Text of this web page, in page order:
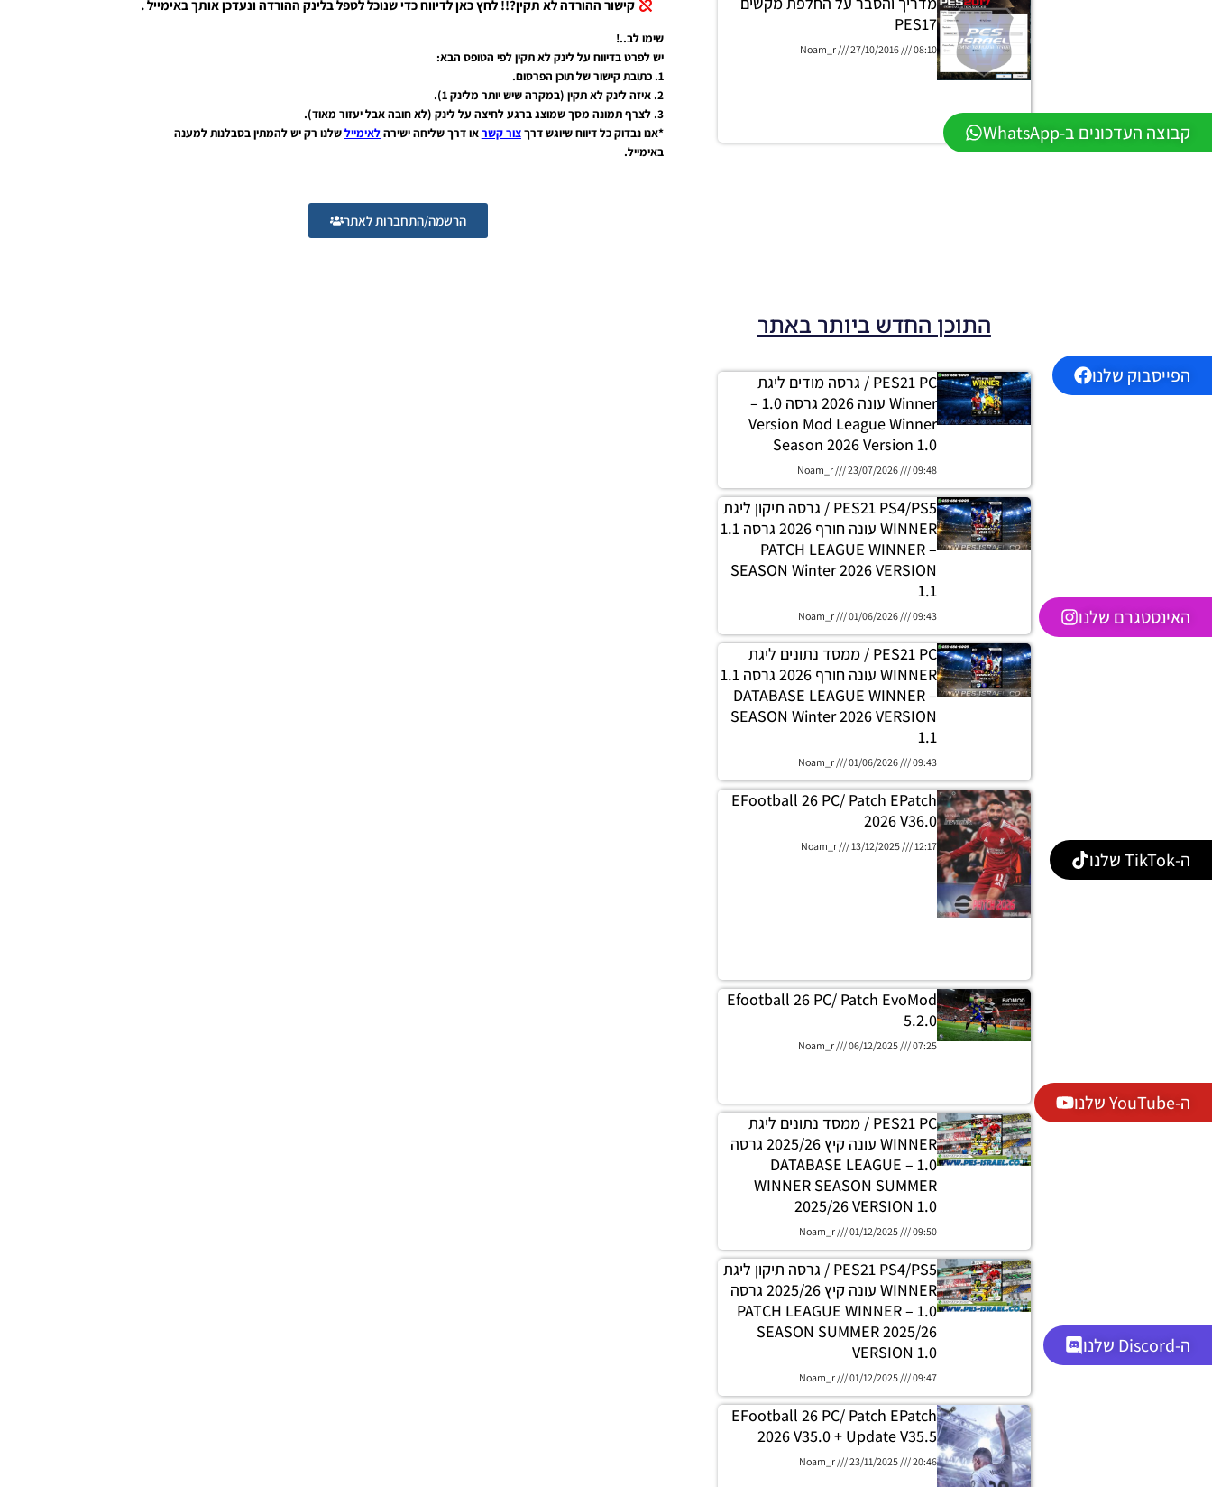
קבוצה העדכונים ב-WhatsApp
הפייסבוק שלנו
האינסטגרם שלנו
ה-TikTok שלנו
ה-YouTube שלנו
ה-Discord שלנו
קישור ההורדה לא תקין?!! לחץ כאן לדיווח כדי שנוכל לטפל בלינק ההורדה ונעדכן אותך באימייל .
שימו לב..!
יש לפרט בדיווח על לינק לא תקין לפי הטופס הבא:
1. כתובת קישור של תוכן הפרסום.
2. איזה לינק לא תקין (במקרה שיש יותר מלינק 1).
3. לצרף תמונה מסך שמוצג ברגע לחיצה על לינק (לא חובה אבל יעזור מאוד).
*אנו נבדוק כל דיווח שיוגש דרךצור קשראו דרך שליחה ישירהלאימיילשלנו רק יש להמתין בסבלנות למענה
באימייל.
הרשמה/התחברות לאתר
PES17
Noam_r 27/10/2016 08:10
התוכן החדש ביותר באתר
PES21 PC / גרסה מודים ליגת
Winner עונה 2026 גרסה 1.0 –
Version Mod League Winner
Season 2026 Version 1.0
Noam_r 23/07/2026 09:48
PES21 PS4/PS5 / גרסה תיקון ליגת
WINNER עונה חורף 2026 גרסה 1.1
– PATCH LEAGUE WINNER
SEASON Winter 2026 VERSION
1.1
Noam_r 01/06/2026 09:43
PES21 PC / ממסד נתונים ליגת
WINNER עונה חורף 2026 גרסה 1.1
– DATABASE LEAGUE WINNER
SEASON Winter 2026 VERSION
1.1
Noam_r 01/06/2026 09:43
EFootball 26 PC/ Patch EPatch
2026 V36.0
Noam_r 13/12/2025 12:17
Efootball 26 PC/ Patch EvoMod
5.2.0
Noam_r 06/12/2025 07:25
PES21 PC / ממסד נתונים ליגת
WINNER עונה קיץ 2025/26 גרסה
1.0 – DATABASE LEAGUE
WINNER SEASON SUMMER
2025/26 VERSION 1.0
Noam_r 01/12/2025 09:50
PES21 PS4/PS5 / גרסה תיקון ליגת
WINNER עונה קיץ 2025/26 גרסה
1.0 – PATCH LEAGUE WINNER
SEASON SUMMER 2025/26
VERSION 1.0
Noam_r 01/12/2025 09:47
EFootball 26 PC/ Patch EPatch
2026 V35.0 + Update V35.5
Noam_r 23/11/2025 20:46